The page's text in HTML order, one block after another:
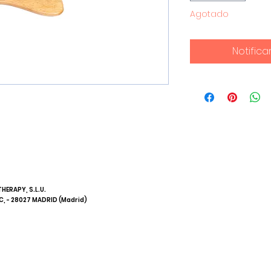
Agotado
S.L.U.
- 28027 MADRID (Madrid)